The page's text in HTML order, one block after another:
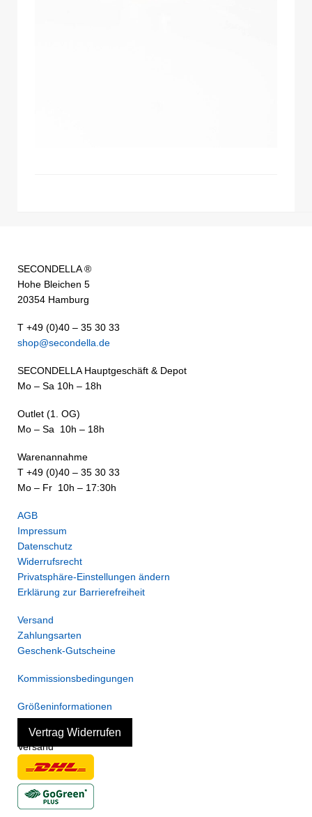
SECONDELLA ®
Hohe Bleichen 5
20354 Hamburg
T +49 (0)40 – 35 30 33
shop@secondella.de
SECONDELLA Hauptgeschäft & Depot
Mo – Sa 10h – 18h
Outlet (1. OG)
Mo – Sa 10h – 18h
Warenannahme
T +49 (0)40 – 35 30 33
Mo – Fr 10h – 17:30h
AGB
Impressum
Datenschutz
Widerrufsrecht
Privatsphäre-Einstellungen ändern
Erklärung zur Barrierefreiheit
Versand
Zahlungsarten
Geschenk-Gutscheine
Kommissionsbedingungen
Größeninformationen
Vertrag Widerrufen
Versand